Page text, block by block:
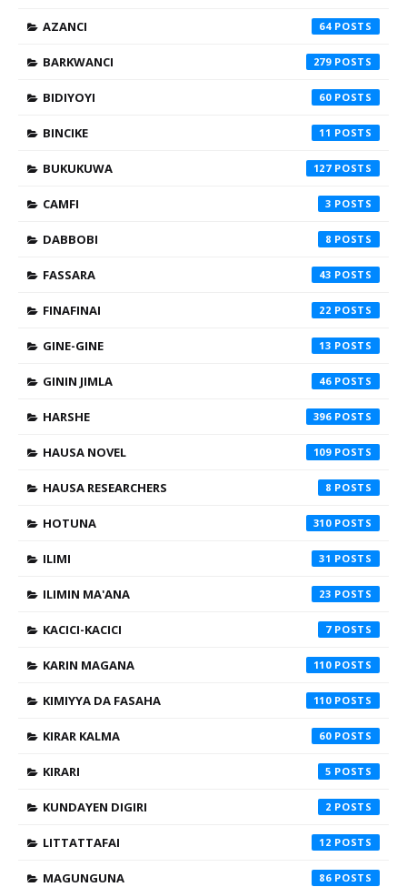
AZANCI 64
BARKWANCI 279
BIDIYOYI 60
BINCIKE 11
BUKUKUWA 127
CAMFI 3
DABBOBI 8
FASSARA 43
FINAFINAI 22
GINE-GINE 13
GININ JIMLA 46
HARSHE 396
HAUSA NOVEL 109
HAUSA RESEARCHERS 8
HOTUNA 310
ILIMI 31
ILIMIN MA'ANA 23
KACICI-KACICI 7
KARIN MAGANA 110
KIMIYYA DA FASAHA 110
KIRAR KALMA 60
KIRARI 5
KUNDAYEN DIGIRI 2
LITTATTAFAI 12
MAGUNGUNA 86